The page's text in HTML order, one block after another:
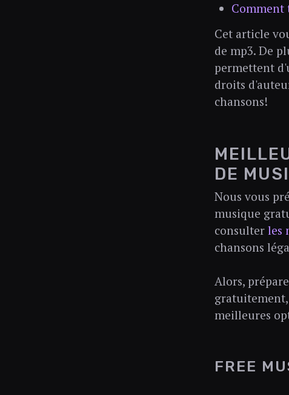
Comment
Cet article
de mp3. De
permettent
droits
chansons!
DE
Nous vous
musique
consulterles
chansons
Alors,
meilleures
FREE